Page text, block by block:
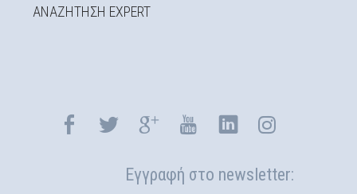
ΑΝΑΖΗΤΗΣΗ EXPERT
Εγγραφή στο newsletter: